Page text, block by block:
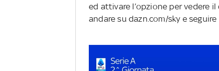
ed attivare l’opzione per vedere il
andare su dazn.com/sky e